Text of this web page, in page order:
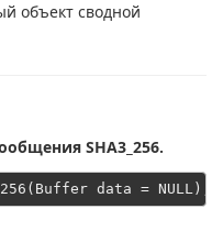
объект сводной
SHA3_256.